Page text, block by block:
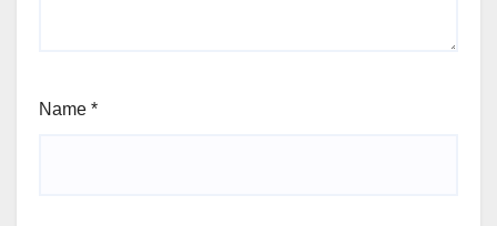
Name *